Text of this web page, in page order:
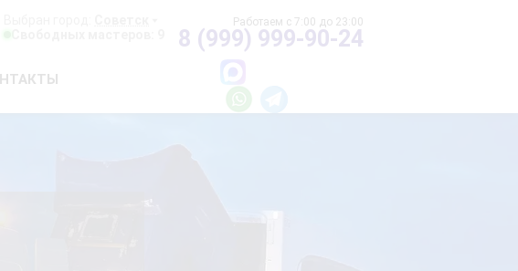
8 (999) 999-90-24